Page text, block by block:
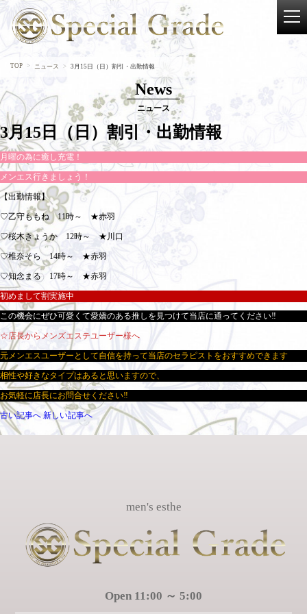
TOP ニュース 3月15日（日）割引・出勤情報
News
ニュース
3月15日（日）割引・出勤情報
月曜の為に癒し充電！
メンエス行きましょう！
【出勤情報】
♡乙守ももね 11時～ ★赤羽
♡桜木きょうか 12時～ ★川口
♡椎奈そら 14時～ ★赤羽
♡知念まる 17時～ ★赤羽
初めまして割実施中
この機会にぜひ可愛くて愛嬌のある推しを見つけて当店に通ってください‼
☆店長からメンズエステユーザー様へ
元メンエスユーザーとして自信を持って当店のセラピストをおすすめできます
相性や好きなタイプはあると思いますので、
お気軽に店長にお問合せください‼
古い記事へ 新しい記事へ
men's esthe
Open 11:00 ～ 5:00